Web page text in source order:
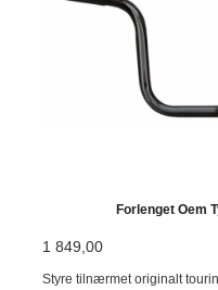
Forlenget Oem
1 849,00
Styre tilnærmet originalt